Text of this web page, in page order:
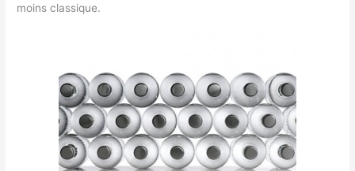
moins classique.